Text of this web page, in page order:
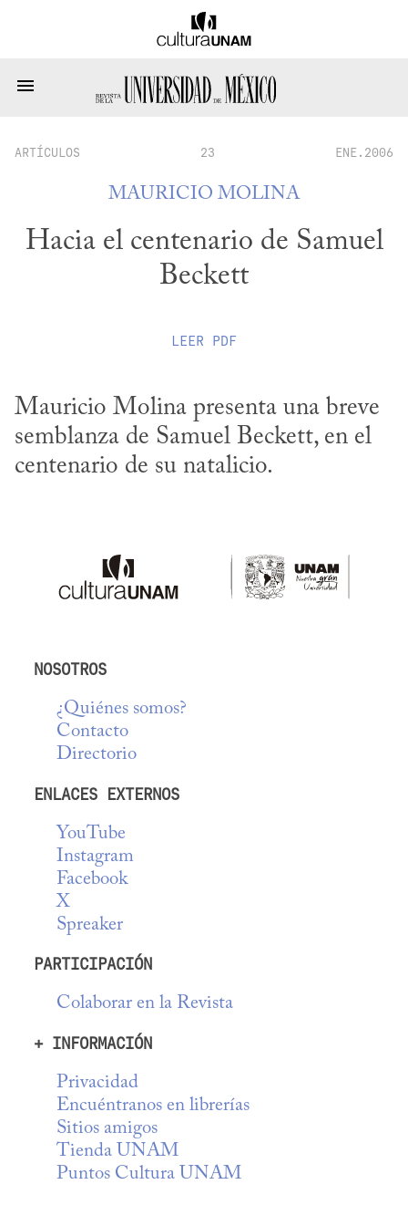
ARTÍCULOS 23 ENE.2006
MAURICIO MOLINA
Hacia el centenario de Samuel
Beckett
LEER PDF
Mauricio Molina presenta una breve
semblanza de Samuel Beckett, en el
centenario de su natalicio.
NOSOTROS
¿Quiénes somos?
Contacto
Directorio
ENLACES EXTERNOS
YouTube
Instagram
Facebook
X
Spreaker
PARTICIPACIÓN
Colaborar en la Revista
+ INFORMACIÓN
Privacidad
Encuéntranos en librerías
Sitios amigos
Tienda UNAM
Puntos Cultura UNAM